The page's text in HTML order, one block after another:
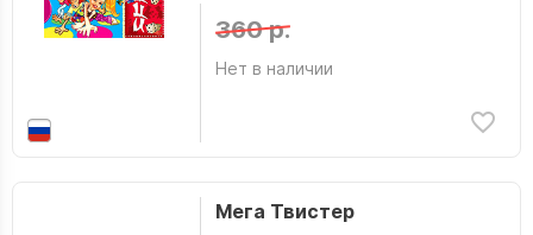
360 р.
Нет в наличии
Мега Твистер